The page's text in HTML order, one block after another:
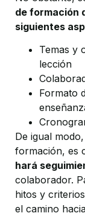
de formación
siguientes
Temas y
lección
Formato
De igual
formación, es
hará
colaborador.
hitos y
el camino